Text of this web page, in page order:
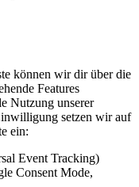
können wir dir über die
Features
Nutzung unserer
setzen wir auf
ein:
Event Tracking)
Consent Mode,